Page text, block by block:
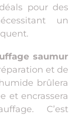
pour des
un
saumur
et de
brûlera
et encrassera
C’est